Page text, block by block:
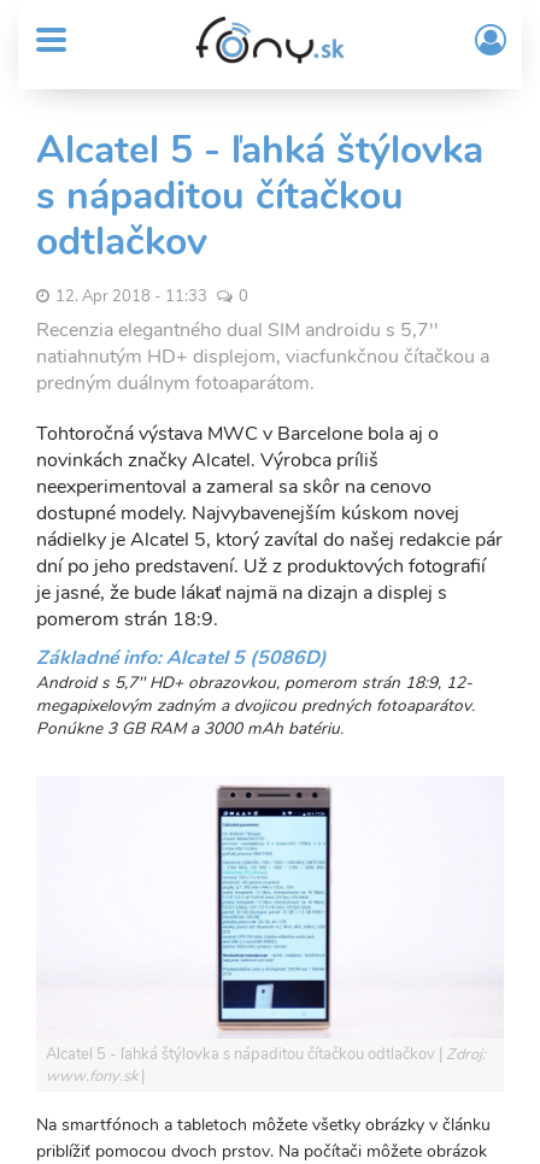
obsah
MENU
Sub
Header
menu
User
account
menu
/
Alcatel 5 - ľahká štýlovka
s nápaditou čítačkou
odtlačkov
12. Apr 2018 - 11:33 0
Recenzia elegantného dual SIM androidu s 5,7''
natiahnutým HD+ displejom, viacfunkčnou čítačkou a
predným duálnym fotoaparátom.
Tohtoročná výstava MWC v Barcelone bola aj o
novinkách značky Alcatel. Výrobca príliš
neexperimentoval a zameral sa skôr na cenovo
dostupné modely. Najvybavenejším kúskom novej
nádielky je Alcatel 5, ktorý zavítal do našej redakcie pár
dní po jeho predstavení. Už z produktových fotografií
je jasné, že bude lákať najmä na dizajn a displej s
pomerom strán 18:9.
Základné info: Alcatel 5 (5086D)
Android s 5,7'' HD+ obrazovkou, pomerom strán 18:9, 12-
megapixelovým zadným a dvojicou predných fotoaparátov.
Ponúkne 3 GB RAM a 3000 mAh batériu.
Alcatel 5 - ľahká štýlovka s nápaditou čítačkou odtlačkov Zdroj:
www.fony.sk
Na smartfónoch a tabletoch môžete všetky obrázky v článku
priblížiť pomocou dvoch prstov. Na počítači môžete obrázok